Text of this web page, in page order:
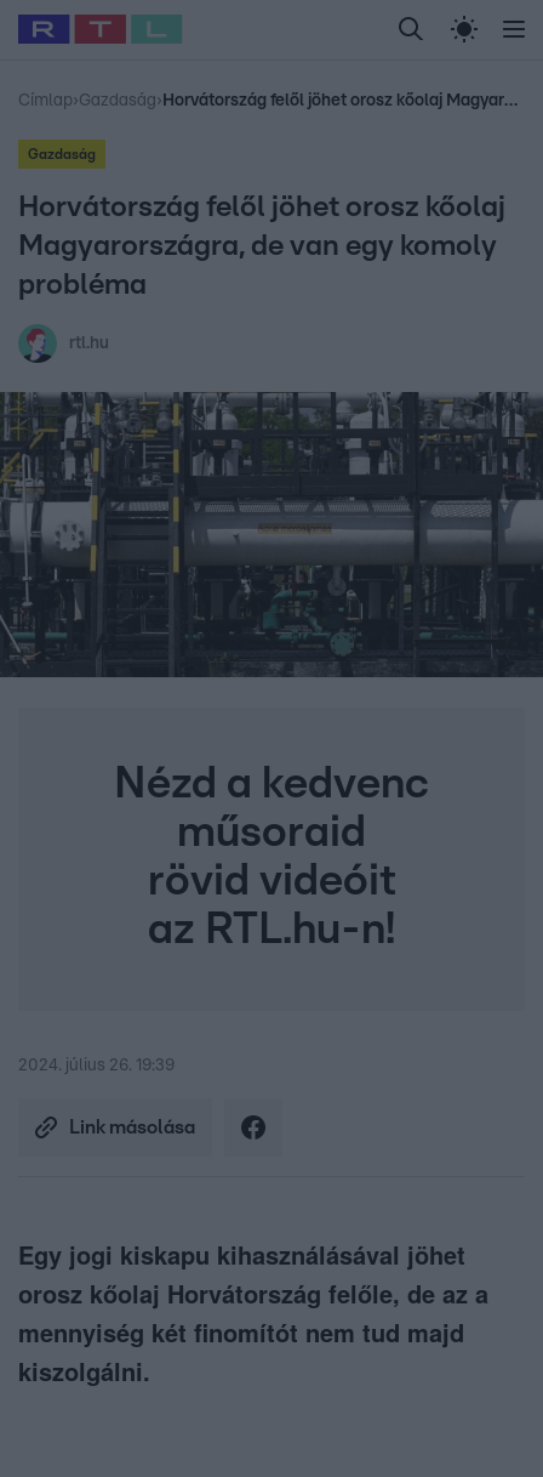
Legfrissebb RTL Híradó Randi Celeb vagyok,
Babits Marcella Most Wanted Gallusz
Címlap›Gazdaság› Horvátország felől jöhet orosz kőolaj Magyarországra, de van egy komoly probléma
Gazdaság
Horvátország felől jöhet orosz kőolaj
Magyarországra, de van egy komoly
probléma
rtl.hu
Nézd a kedvenc
műsoraid
rövid videóit
az RTL.hu-n!
2024. július 26. 19:39
Link másolása
Egy jogi kiskapu kihasználásával jöhet
orosz kőolaj Horvátország felőle, de az a
mennyiség két finomítót nem tud majd
kiszolgálni.